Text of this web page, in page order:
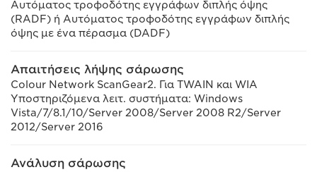
Αυτόματος τροφοδότης εγγράφων διπλής όψης
(RADF) ή Αυτόματος τροφοδότης εγγράφων διπλής
όψης με ένα πέρασμα (DADF)
Απαιτήσεις λήψης σάρωσης
Colour Network ScanGear2. Για TWAIN και WIA
Υποστηριζόμενα λειτ. συστήματα: Windows
Vista/7/8.1/10/Server 2008/Server 2008 R2/Server
2012/Server 2016
Ανάλυση σάρωσης